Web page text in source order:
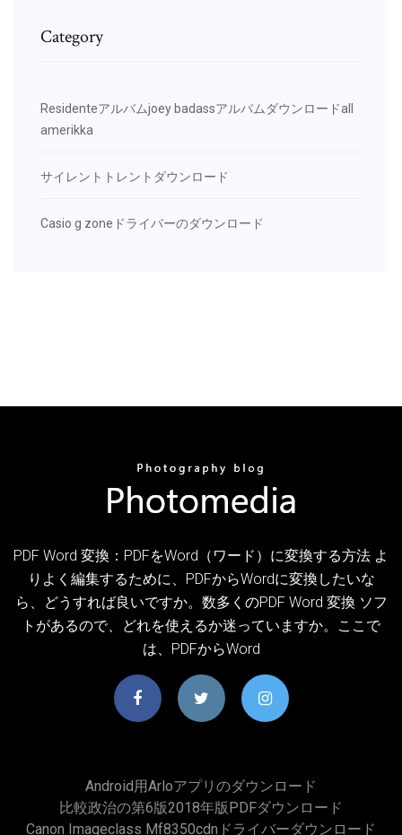
Category
Residenteアルバムjoey badassアルバムダウンロードall
amerikka
サイレントトレントダウンロード
Casio g zoneドライバーのダウンロード
PDF Word 変換：PDFをWord（ワード）に変換する方法 よ
りよく編集するために、PDFからWordに変換したいな
ら、どうすれば良いですか。数多くのPDF Word 変換 ソフ
トがあるので、どれを使えるか迷っていますか。ここで
は、PDFからWord
Android用arloアプリのダウンロード
比較政治の第6版2018年版PDFダウンロード
Canon Imageclass Mf8350cdnドライバーダウンロード